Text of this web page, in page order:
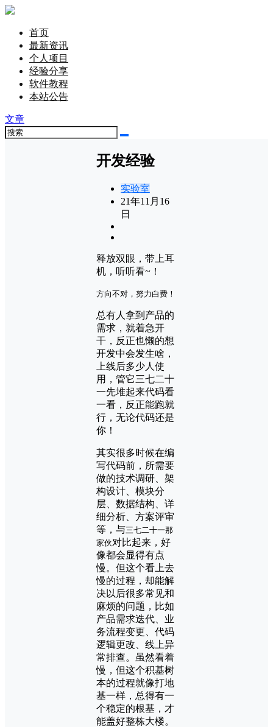
首页
最新资讯
个人项目
经验分享
软件教程
本站公告
文章
开发经验
实验室
21年11月16
日
释放双眼，带上耳
机，听听看~！
方向不对，努力白费！
总有人拿到产品的
需求，就着急开
干，反正也懒的想
开发中会发生啥，
上线后多少人使
用，管它三七二十
一先堆起来代码看
一看，反正能跑就
行，无论代码还是
你！
其实很多时候在编
写代码前，所需要
做的技术调研、架
构设计、模块分
层、数据结构、详
细分析、方案评审
等，与三七二十一那
家伙对比起来，好
像都会显得有点
慢。但这个看上去
慢的过程，却能解
决以后很多常见和
麻烦的问题，比如
产品需求迭代、业
务流程变更、代码
逻辑更改、线上异
常排查。虽然看着
慢，但这个积基树
本的过程就像打地
基一样，总得有一
个稳定的根基，才
能盖好整栋大楼。